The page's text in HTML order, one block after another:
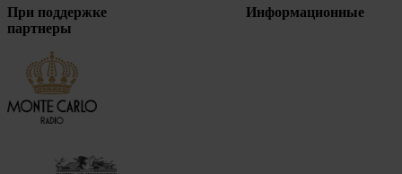
При поддержке
Информационные
партнеры